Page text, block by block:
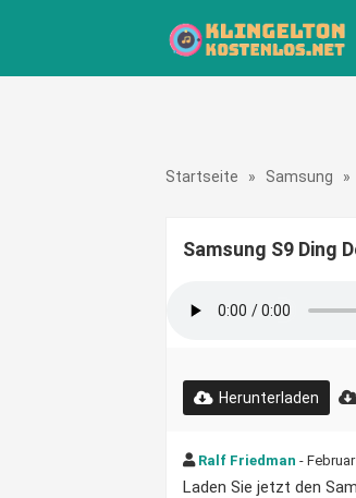
Startseite » Samsung »
Samsung S9 Ding
Herunterladen
Ralf Friedman -
Laden Sie jetzt den